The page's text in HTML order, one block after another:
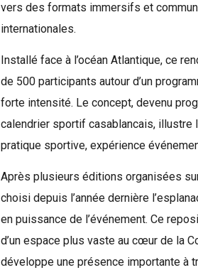
vers des formats immersifs et
internationales.
Installé face à l’océan Atlantique, ce
de 500 participants autour d’un
forte intensité. Le concept, devenu
calendrier sportif casablancais,
pratique sportive, expérience
Après plusieurs éditions organisées
choisi depuis l’année dernière
en puissance de l’événement. Ce
d’un espace plus vaste au cœur de la
développe une présence importante à